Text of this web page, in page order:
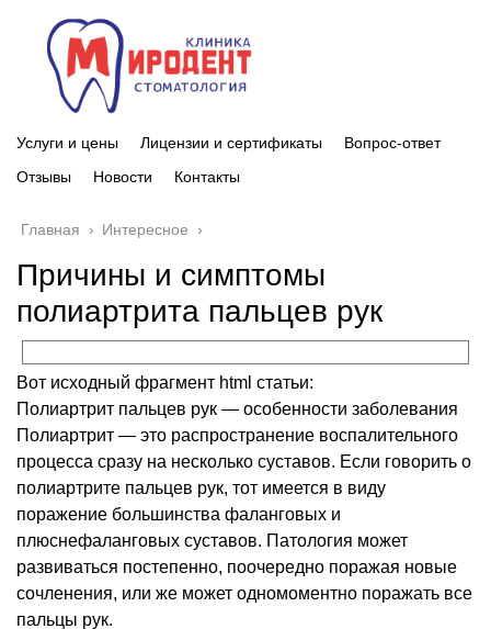
Услуги и цены Лицензии и сертификаты
Вопрос-ответ
Отзывы
Новости Контакты
Главная › Интересное ›
Причины и симптомы
полиартрита пальцев рук
Вот исходный фрагмент html статьи:
Полиартрит пальцев рук — особенности заболевания
Полиартрит ― это распространение воспалительного
процесса сразу на несколько суставов. Если говорить о
полиартрите пальцев рук, тот имеется в виду
поражение большинства фаланговых и
плюснефаланговых суставов. Патология может
развиваться постепенно, поочередно поражая новые
сочленения, или же может одномоментно поражать все
пальцы рук.